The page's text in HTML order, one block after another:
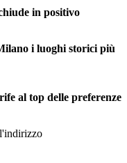
in positivo
i luoghi storici più
al top delle preferenze